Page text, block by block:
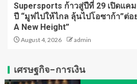
Supersports ก้าวสู่ปีที่ 29 เปิดแค
ปี “มูฟไปให้ไกล ลุ้นไปโอซาก้า”ต่
A New Height”
August 4, 2026 admin
เศรษฐกิจ-การเงิน